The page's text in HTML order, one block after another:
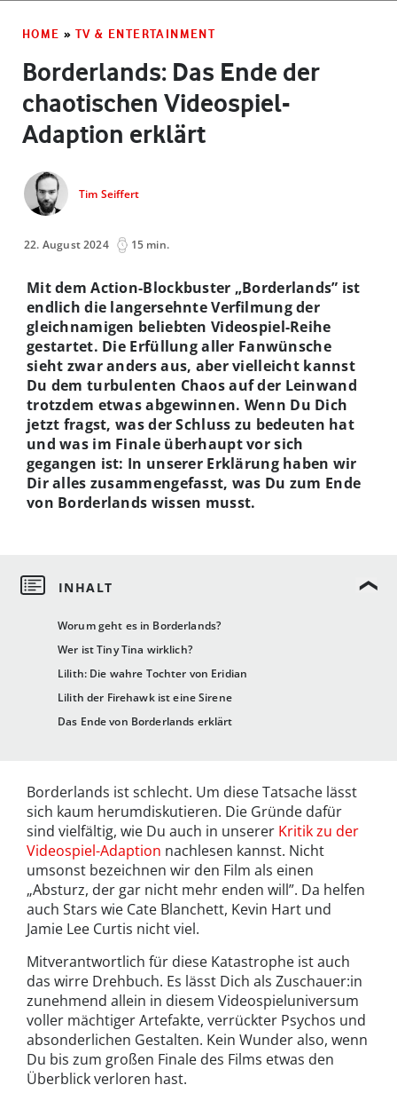
HOME » TV & ENTERTAINMENT
Borderlands: Das Ende der
chaotischen Videospiel-
Adaption erklärt
Tim Seiffert
22. August 2024 15 min.
Worum geht es in Borderlands?
Wer ist Tiny Tina wirklich?
Lilith: Die wahre Tochter von Eridian
Lilith der Firehawk ist eine Sirene
Das Ende von Borderlands erklärt
Mit dem Action-Blockbuster „Borderlands” ist
endlich die langersehnte Verfilmung der
gleichnamigen beliebten Videospiel-Reihe
gestartet. Die Erfüllung aller Fanwünsche
sieht zwar anders aus, aber vielleicht kannst
Du dem turbulenten Chaos auf der Leinwand
trotzdem etwas abgewinnen. Wenn Du Dich
jetzt fragst, was der Schluss zu bedeuten hat
und was im Finale überhaupt vor sich
gegangen ist: In unserer Erklärung haben wir
Dir alles zusammengefasst, was Du zum Ende
von Borderlands wissen musst.
Borderlands ist schlecht. Um diese Tatsache lässt
sich kaum herumdiskutieren. Die Gründe dafür
sind vielfältig, wie Du auch in unserer Kritik zu der
Videospiel-Adaption nachlesen kannst. Nicht
umsonst bezeichnen wir den Film als einen
„Absturz, der gar nicht mehr enden will”. Da helfen
auch Stars wie Cate Blanchett, Kevin Hart und
Jamie Lee Curtis nicht viel.
Mitverantwortlich für diese Katastrophe ist auch
das wirre Drehbuch. Es lässt Dich als Zuschauer:in
zunehmend allein in diesem Videospieluniversum
voller mächtiger Artefakte, verrückter Psychos und
absonderlichen Gestalten. Kein Wunder also, wenn
Du bis zum großen Finale des Films etwas den
Überblick verloren hast.